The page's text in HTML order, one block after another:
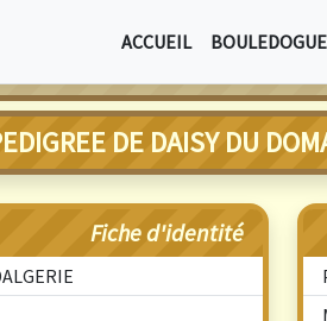
ACCUEIL
DE DAISY DU
Fiche d'identité